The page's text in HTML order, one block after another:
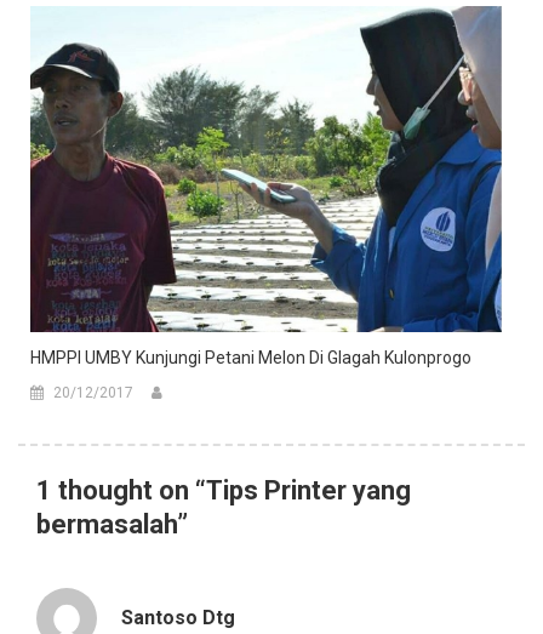
HMPPI UMBY Kunjungi Petani Melon Di Glagah Kulonprogo
20/12/2017
1 thought on “Tips Printer yang
bermasalah”
Santoso Dtg